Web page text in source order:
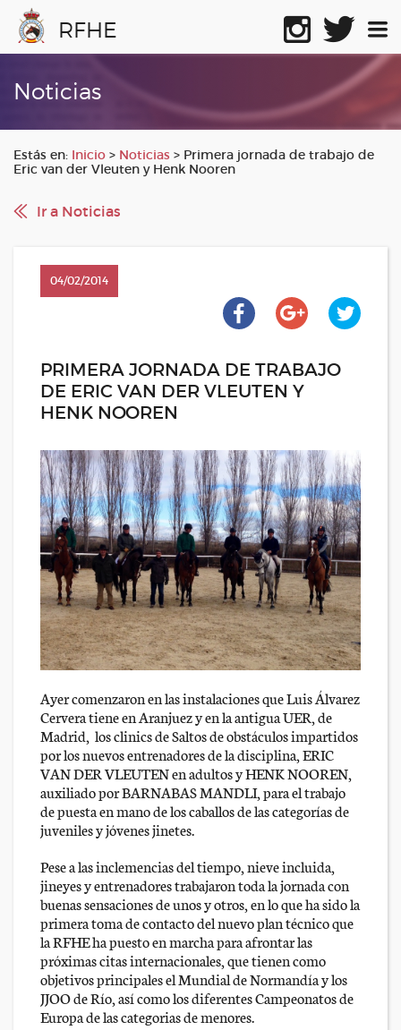
RFHE
Noticias
Estás en: Inicio > Noticias > Primera jornada de trabajo de
Eric van der Vleuten y Henk Nooren
Ir a Noticias
04/02/2014
PRIMERA JORNADA DE TRABAJO
DE ERIC VAN DER VLEUTEN Y
HENK NOOREN
Ayer comenzaron en las instalaciones que Luis Álvarez
Cervera tiene en Aranjuez y en la antigua UER, de
Madrid, los clinics de Saltos de obstáculos impartidos
por los nuevos entrenadores de la disciplina, ERIC
VAN DER VLEUTEN en adultos y HENK NOOREN,
auxiliado por BARNABAS MANDLI, para el trabajo
de puesta en mano de los caballos de las categorías de
juveniles y jóvenes jinetes.
Pese a las inclemencias del tiempo, nieve incluida,
jineyes y entrenadores trabajaron toda la jornada con
buenas sensaciones de unos y otros, en lo que ha sido la
primera toma de contacto del nuevo plan técnico que
la RFHE ha puesto en marcha para afrontar las
próximas citas internacionales, que tienen como
objetivos principales el Mundial de Normandía y los
JJOO de Río, así como los diferentes Campeonatos de
Europa de las categorias de menores.